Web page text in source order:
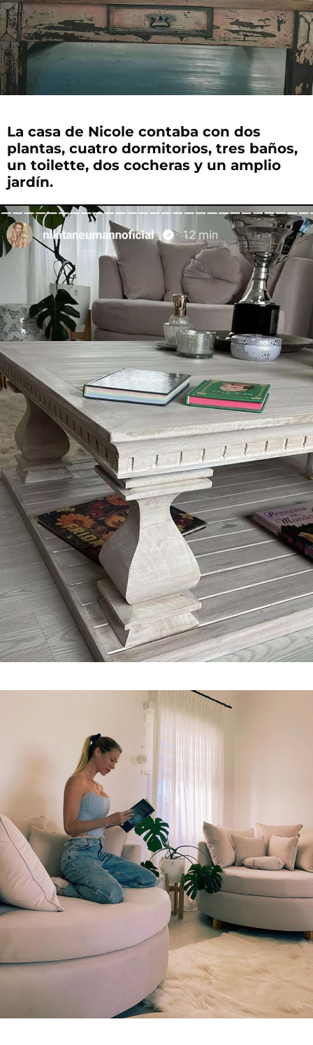
La casa de Nicole contaba con dos
plantas, cuatro dormitorios, tres baños,
un toilette, dos cocheras y un amplio
jardín.